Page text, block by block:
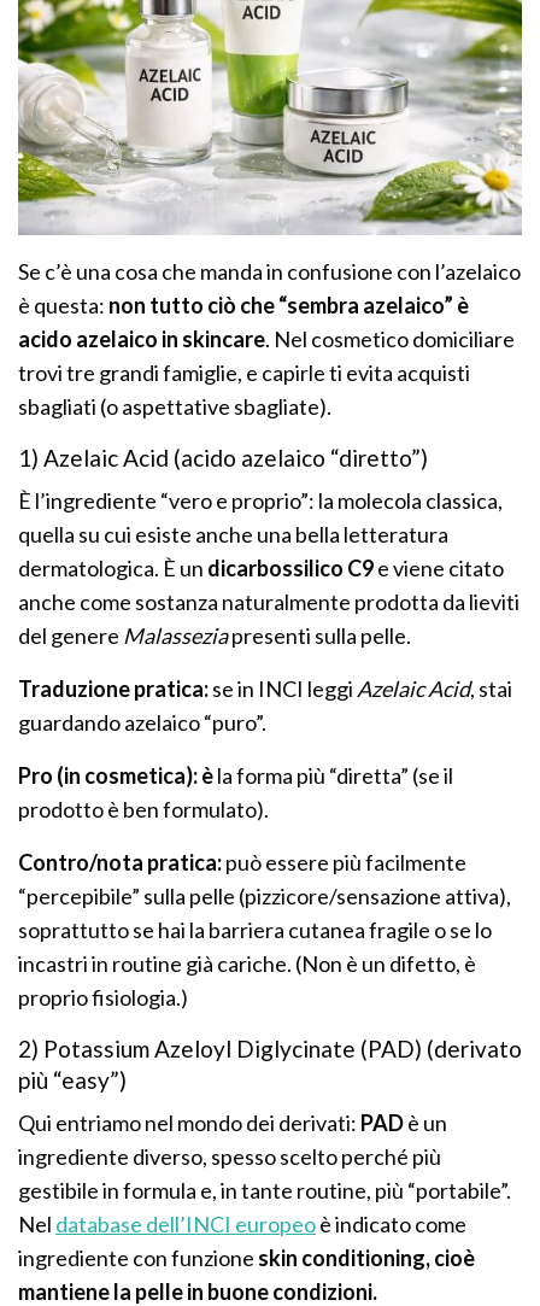
Se c’è una cosa che manda in confusione con l’azelaico
è questa: non tutto ciò che “sembra azelaico” è
acido azelaico in skincare. Nel cosmetico domiciliare
trovi tre grandi famiglie, e capirle ti evita acquisti
sbagliati (o aspettative sbagliate).
1) Azelaic Acid (acido azelaico “diretto”)
È l’ingrediente “vero e proprio”: la molecola classica,
quella su cui esiste anche una bella letteratura
dermatologica. È un dicarbossilico C9e viene citato
anche come sostanza naturalmente prodotta da lieviti
del genere Malasseziapresenti sulla pelle.
Traduzione pratica:se in INCI leggi Azelaic Acid, stai
guardando azelaico “puro”.
Pro (in cosmetica): èla forma più “diretta” (se il
prodotto è ben formulato).
Contro/nota pratica:può essere più facilmente
“percepibile” sulla pelle (pizzicore/sensazione attiva),
soprattutto se hai la barriera cutanea fragile o se lo
incastri in routine già cariche. (Non è un difetto, è
proprio fisiologia.)
2) Potassium Azeloyl Diglycinate (PAD) (derivato
più “easy”)
Qui entriamo nel mondo dei derivati: PADè un
ingrediente diverso, spesso scelto perché più
gestibile in formula e, in tante routine, più “portabile”.
Nel database dell’INCI europeoè indicato come
ingrediente con funzione skin conditioning, cioè
mantiene la pelle in buone condizioni.